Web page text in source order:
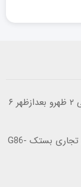
زمانی کاری: شنبه تا پنچ شنبه ساعت ۹ صبح الی ۲ ظهرو بعدازظهر ۶
آدرس: استان هرمزگان شهرستان بستک مجتمع تجاری بستک G86-